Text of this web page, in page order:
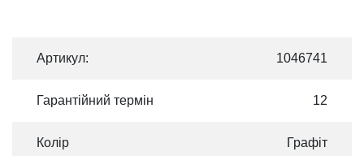
Артикул: 1046741
Гарантійний термін 12
Колір Графіт